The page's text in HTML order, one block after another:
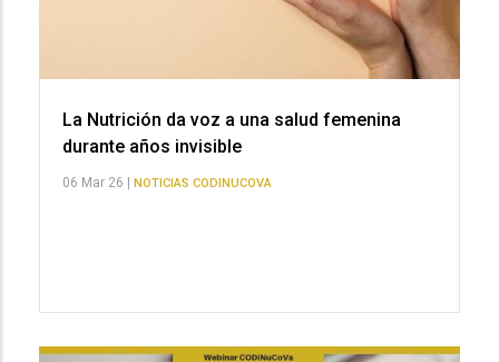
La Nutrición da voz a una salud femenina
durante años invisible
06 Mar 26 | NOTICIAS CODINUCOVA